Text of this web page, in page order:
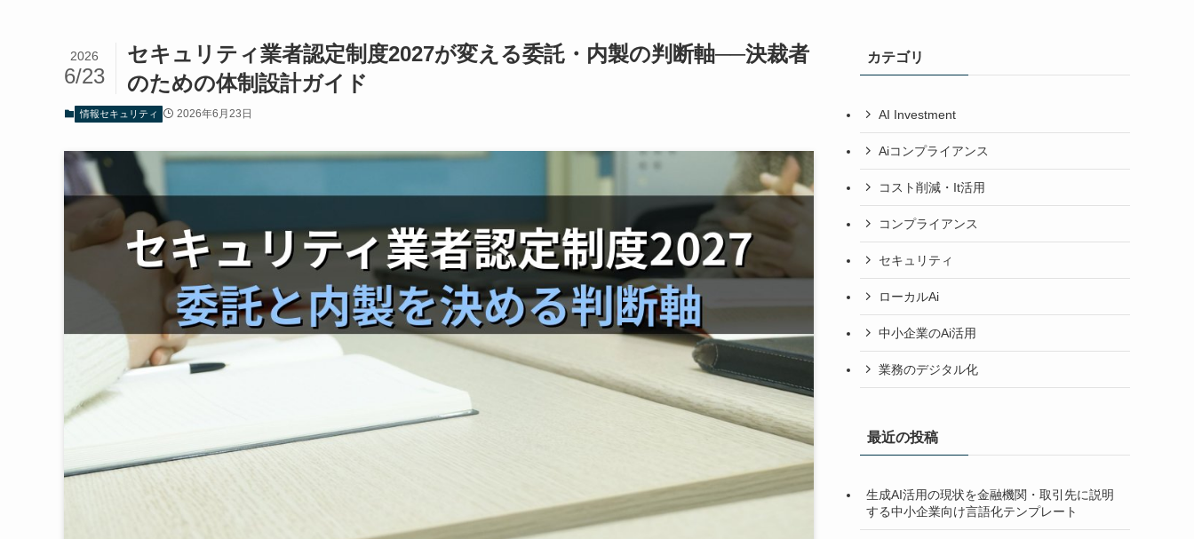
セキュリティ業者認定制度2027が変える委託・内製の判断軸──決裁者
のための体制設計ガイド
2026
6/23
情報セキュリティ 2026年6月23日
カテゴリ
AI Investment
Aiコンプライアンス
コスト削減・It活用
コンプライアンス
セキュリティ
ローカルAi
中小企業のAi活用
業務のデジタル化
最近の投稿
生成AI活用の現状を金融機関・取引先に説明
する中小企業向け言語化テンプレート